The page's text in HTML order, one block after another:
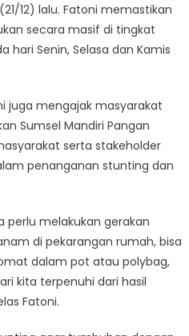
12) lalu. Fatoni memastikan
secara masif di tingkat
hari Senin, Selasa dan Kamis
juga mengajak masyarakat
Sumsel Mandiri Pangan
serta stakeholder
penanganan stunting dan
perlu melakukan gerakan
di pekarangan rumah, bisa
dalam pot atau polybag,
kita terpenuhi dari hasil
Fatoni.